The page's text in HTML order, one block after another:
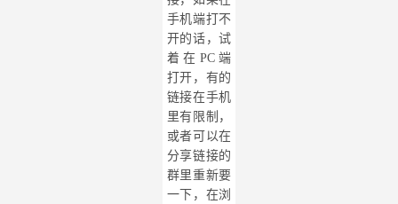
手机端打不
开的话，试
着在 PC端
打开，有的
链接在手机
里有限制，
或者可以在
分享链接的
群里重新要
一下，在浏